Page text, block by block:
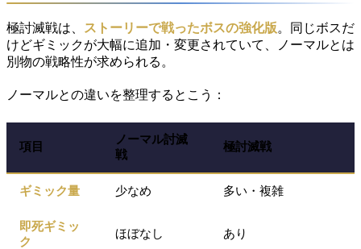
極討滅戦は、 ストーリーで戦ったボスの強化版。同じボスだ
けどギミックが大幅に追加・変更されていて、ノーマルとは
別物の戦略性が求められる。
ノーマルとの違いを整理するとこう：
項目
ノーマル討滅
戦
極討滅戦
ギミック量 少なめ 多い・複雑
即死ギミッ
ク
ほぼなし あり